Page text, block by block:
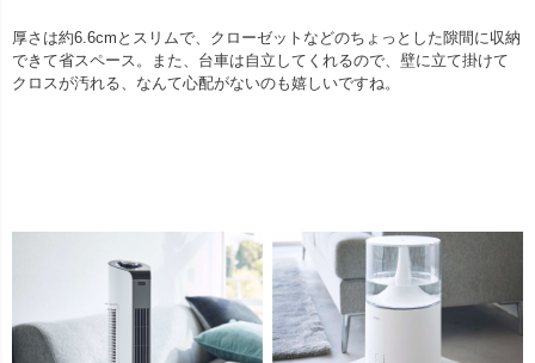
厚さは約6.6cmとスリムで、クローゼットなどのちょっとした隙間に収納
できて省スペース。また、台車は自立してくれるので、壁に立て掛けて
クロスが汚れる、なんて心配がないのも嬉しいですね。